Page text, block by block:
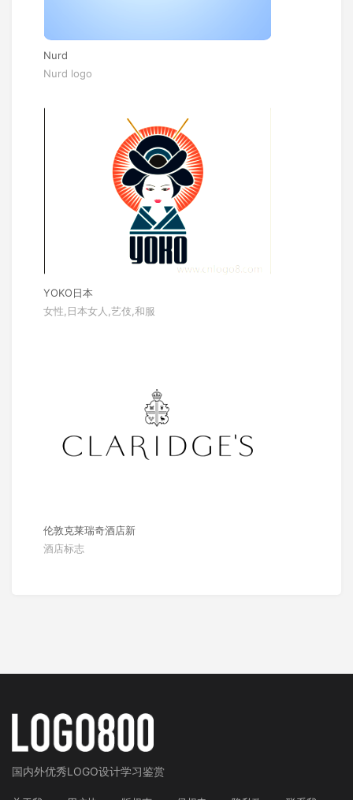
Nurd
Nurd logo
YOKO日本
女性,日本女人,艺伎,和服
伦敦克莱瑞奇酒店新
酒店标志
国内外优秀LOGO设计学习鉴赏